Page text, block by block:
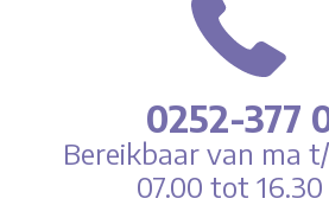
0252-377
Bereikbaar van ma
07.00 tot